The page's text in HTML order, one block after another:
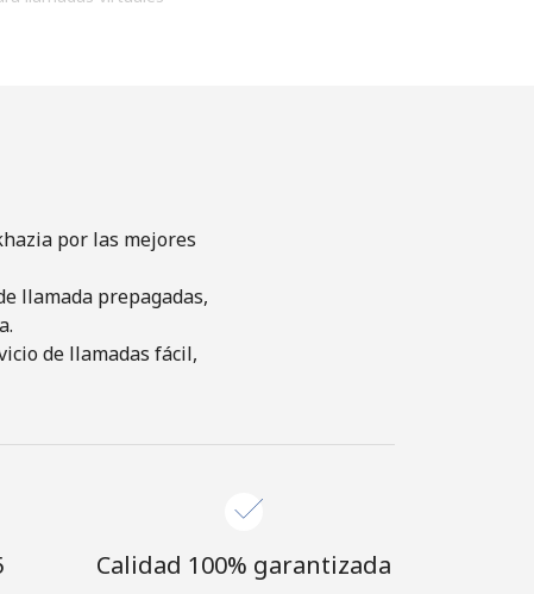
por las mejores
llamada prepagadas,
de llamadas fácil,
Calidad 100% garantizada